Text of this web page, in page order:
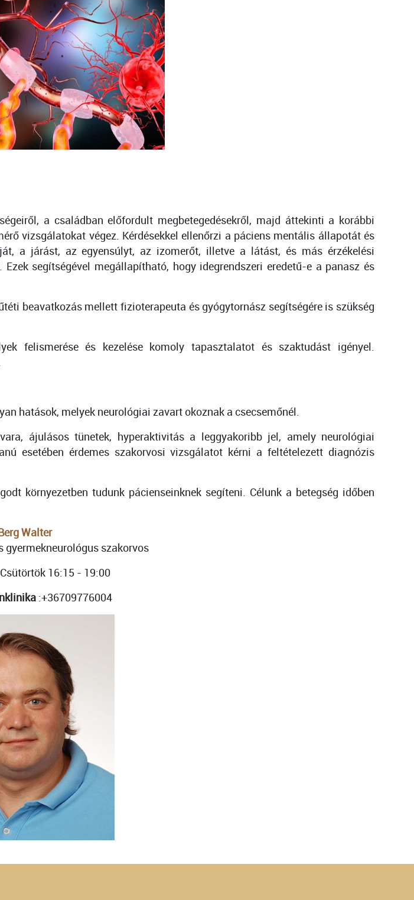
a családban előfordult megbetegedésekről, majd áttekinti a korábbi
vizsgálatokat végez. Kérdésekkel ellenőrzi a páciens mentális állapotát és
a járást, az egyensúlyt, az izomerőt, illetve a látást, és más érzékelési
segítségével megállapítható, hogy idegrendszeri eredetű-e a panasz és
beavatkozás mellett fizioterapeuta és gyógytornász segítségére is szükség
felismerése és kezelése komoly tapasztalatot és szaktudást igényel.
hatások, melyek neurológiai zavart okoznak a csecsemőnél.
ájulásos tünetek, hyperaktivitás a leggyakoribb jel, amely neurológiai
esetében érdemes szakorvosi vizsgálatot kérni a feltételezett diagnózis
környezetben tudunk pácienseinknek segíteni. Célunk a betegség időben
Walter
gyermekneurológus szakorvos
16:15 - 19:00
:+36709776004